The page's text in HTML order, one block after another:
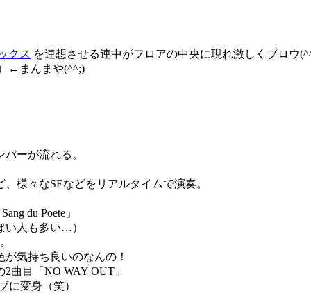
クス を連想させる連中がフロアの中央に現れ激しくブロウ
←まんまや(^^;)
ーが流れる。
様々なSEなどをリアルタイムで演奏。
du Poete」
い人も多い…）
気持ち良いのなんの！
曲目「NO WAY OUT」
に変身（笑）